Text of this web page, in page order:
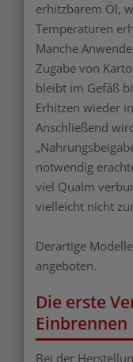
erhitzbarem Öl,
Temperaturen
Manche
Zugabe von
bleibt im Gefäß
Erhitzen wieder
Anschließend
notwendig
viel Qualm
vielleicht nicht
Derartige
angeboten.
Die erste
Einbrennen
Bei der